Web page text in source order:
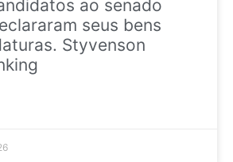
ao senado
seus bens
Styvenson